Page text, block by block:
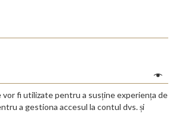
vor fi utilizate pentru a susține experiența de
a gestiona accesul la contul dvs. și